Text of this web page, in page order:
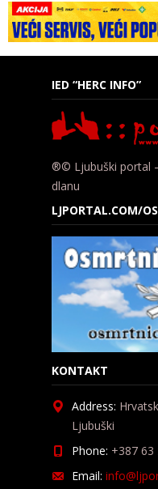
IED “HERC INFO”
®© Ljubuški portal
dlanu
LJPORTAL.COM/
KONTAKT
Address:
Ljubuški
Phone: +387 63
Email: